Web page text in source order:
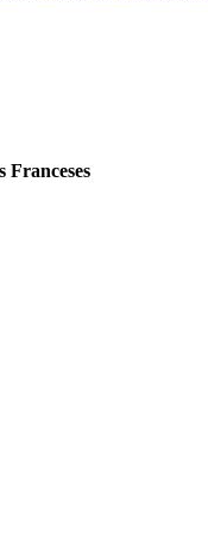
Franceses